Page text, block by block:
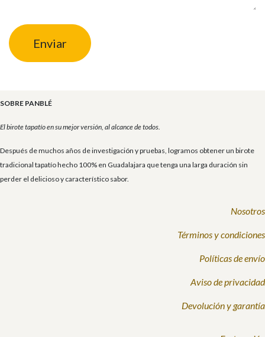
Enviar
SOBRE PANBLÉ
El birote tapatío en su mejor versión, al alcance de todos.
Después de muchos años de investigación y pruebas, logramos obtener un birote
tradicional tapatío hecho 100% en Guadalajara que tenga una larga duración sin
perder el delicioso y característico sabor.
Nosotros
Términos y condiciones
Políticas de envío
Aviso de privacidad
Devolución y garantía